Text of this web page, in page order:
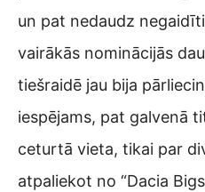
un pat nedaudz
vairākās nominācijās
tiešraidē jau bija
iespējams, pat galvenā
ceturtā vieta, tikai par
atpaliekot no “Dacia